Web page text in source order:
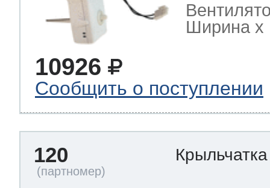
Ширина х
10926
Сообщить о поступлении
120